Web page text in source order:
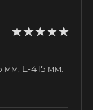
мм, L-415 мм.